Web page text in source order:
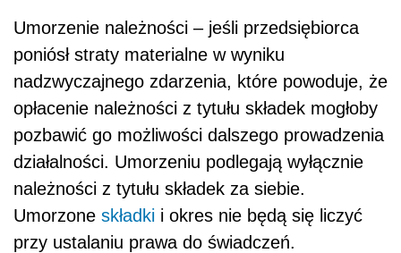
Umorzenie należności – jeśli przedsiębiorca
poniósł straty materialne w wyniku
nadzwyczajnego zdarzenia, które powoduje, że
opłacenie należności z tytułu składek mogłoby
pozbawić go możliwości dalszego prowadzenia
działalności. Umorzeniu podlegają wyłącznie
należności z tytułu składek za siebie.
Umorzone składki i okres nie będą się liczyć
przy ustalaniu prawa do świadczeń.